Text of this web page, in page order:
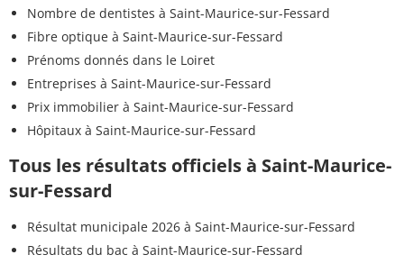
Nombre de dentistes à Saint-Maurice-sur-Fessard
Fibre optique à Saint-Maurice-sur-Fessard
Prénoms donnés dans le Loiret
Entreprises à Saint-Maurice-sur-Fessard
Prix immobilier à Saint-Maurice-sur-Fessard
Hôpitaux à Saint-Maurice-sur-Fessard
Tous les résultats officiels à Saint-Maurice-
sur-Fessard
Résultat municipale 2026 à Saint-Maurice-sur-Fessard
Résultats du bac à Saint-Maurice-sur-Fessard